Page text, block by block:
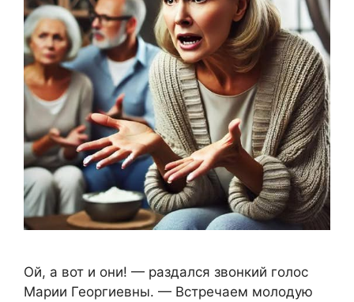
Ой, а вот и они! — раздался звонкий голос
Марии Георгиевны. — Встречаем молодую